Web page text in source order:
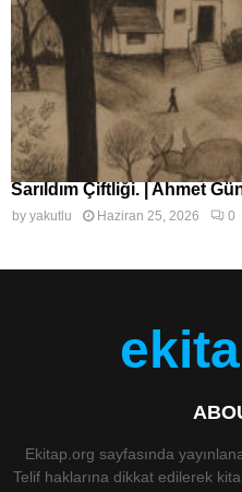
Sarıldım Çiftliği. | Ahmet
by yakutlu Haziran 25, 2026 0
Ekitap.org sayfasında
Telif haklarına dikkat edilerek